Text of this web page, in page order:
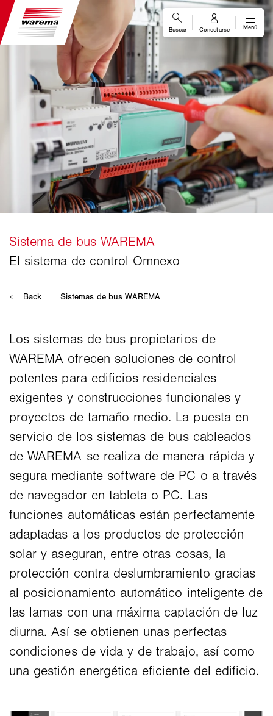
Los sistemas de bus propietarios de
WAREMA ofrecen soluciones de control
potentes para edificios residenciales
exigentes y construcciones funcionales y
proyectos de tamaño medio. La puesta en
servicio de los sistemas de bus cableados
de WAREMA se realiza de manera rápida y
segura mediante software de PC o a través
de navegador en tableta o PC. Las
funciones automáticas están perfectamente
adaptadas a los productos de protección
solar y aseguran, entre otras cosas, la
protección contra deslumbramiento gracias
al posicionamiento automático inteligente de
las lamas con una máxima captación de luz
diurna. Así se obtienen unas perfectas
condiciones de vida y de trabajo, así como
una gestión energética eficiente del edificio.